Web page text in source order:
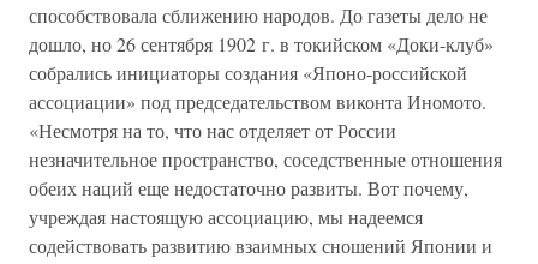
способствовала сближению народов. До газеты дело не
дошло, но 26 сентября 1902 г. в токийском «Доки-клуб»
собрались инициаторы создания «Японо-российской
ассоциации» под председательством виконта Иномото.
«Несмотря на то, что нас отделяет от России
незначительное пространство, соседственные отношения
обеих наций еще недостаточно развиты. Вот почему,
учреждая настоящую ассоциацию, мы надеемся
содействовать развитию взаимных сношений Японии и